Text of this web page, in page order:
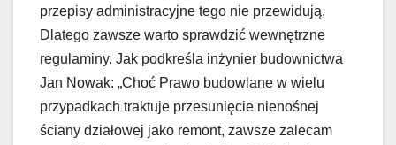
przepisy administracyjne tego nie przewidują.
Dlatego zawsze warto sprawdzić wewnętrzne
regulaminy. Jak podkreśla inżynier budownictwa
Jan Nowak: „Choć Prawo budowlane w wielu
przypadkach traktuje przesunięcie nienośnej
ściany działowej jako remont, zawsze zalecam